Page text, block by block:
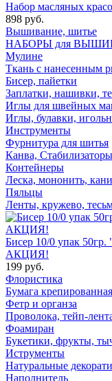
Набор масляных
898 руб.
Вышивание, шитье
НАБОРЫ для
Мулине
Ткань с нанесенным
Бисер, пайетки
Заплатки, нашивки,
Иглы для швейных
Иглы, булавки,
Инструменты
Фурнитура для шитья
Канва, Стабилизаторы
Контейнеры
Леска, мононить,
Пяльцы
Ленты, кружево,
Бисер 10/0 упак
АКЦИЯ!
199 руб.
Флористика
Бумага
Фетр и органза
Проволока, тейп-
Фоамиран
Букетики, фрукты,
Иструменты
Натуральные
Наполнитель